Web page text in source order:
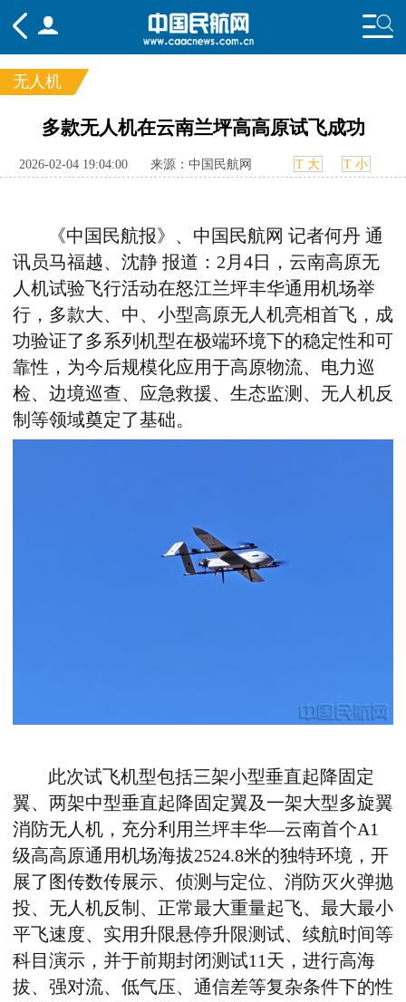
频道
国内 国际
行业
无人机
多款无人机在云南兰坪高高原试飞成功
2026-02-04 19:04:00 来源：中国民航网 T 大 T 小
《中国民航报》、中国民航网 记者何丹 通
讯员马福越、沈静 报道： 2 月 4日，云南高原无
人机试验飞行活动在怒江兰坪丰华通用机场举
行，多款大、中、小型高原无人机亮相首飞，成
功验证了多系列机型在极端环境下的稳定性和可
靠性，为今后规模化应用于高原物流、电力巡
检、边境巡查、应急救援、生态监测、无人机反
制等领域奠定了基础。
此次试飞机型包括三架小型垂直起降固定
翼、两架中型垂直起降固定翼及一架大型多旋翼
消防无人机，充分利用兰坪丰华—云南首个A1
级高高原通用机场海拔2524.8米的独特环境，开
展了图传数传展示、侦测与定位、消防灭火弹抛
投、无人机反制、正常最大重量起飞、最大最小
平飞速度、实用升限悬停升限测试、续航时间等
科目演示，并于前期封闭测试11天，进行高海
拔、强对流、低气压、通信差等复杂条件下的性